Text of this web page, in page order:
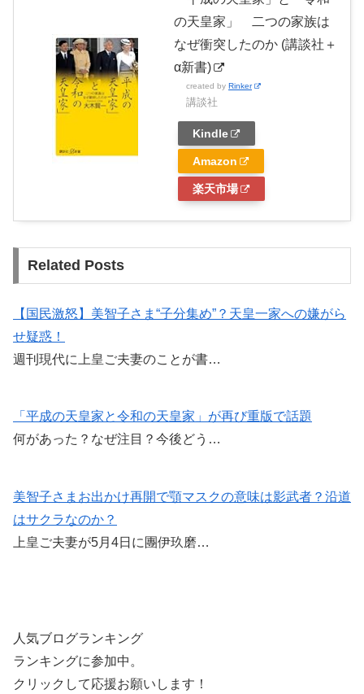
の天皇家」 二つの家族は
なぜ衝突したのか (講談社＋
α新書)
created by Rinker
講談社
Kindle
Amazon
楽天市場
Related Posts
【国民激怒】美智子さま“子分集め”？天皇一家への嫌がら
せ疑惑！
週刊現代に上皇ご夫妻のことが書…
「平成の天皇家と令和の天皇家」が再び重版で話題
何があった？なぜ注目？今後どう…
美智子さまお出かけ再開で顎マスクの意味は影武者？沿道
はサクラなのか？
上皇ご夫妻が5月4日に團伊玖磨…
人気ブログランキング
ランキングに参加中。
クリックして応援お願いします！